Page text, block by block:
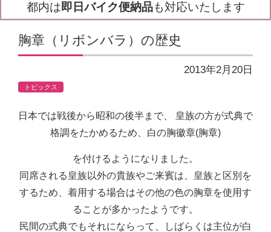
都内は即日バイク便納品も対応いたします
胸章（リボンバラ）の歴史
2013年2月20日
トピックス
日本では戦後から昭和の後半まで、 皇族の方が式典で
格調をたかめるため、白の胸徽章(胸章)
を付けるようになりました。
同席される皇族以外の貴族やご来賓は、皇族と区別を
するため、着用する場合はその他の色の胸章を使用す
ることが多かったようです。
民間の式典でもそれにならって、しばらくは主位が白